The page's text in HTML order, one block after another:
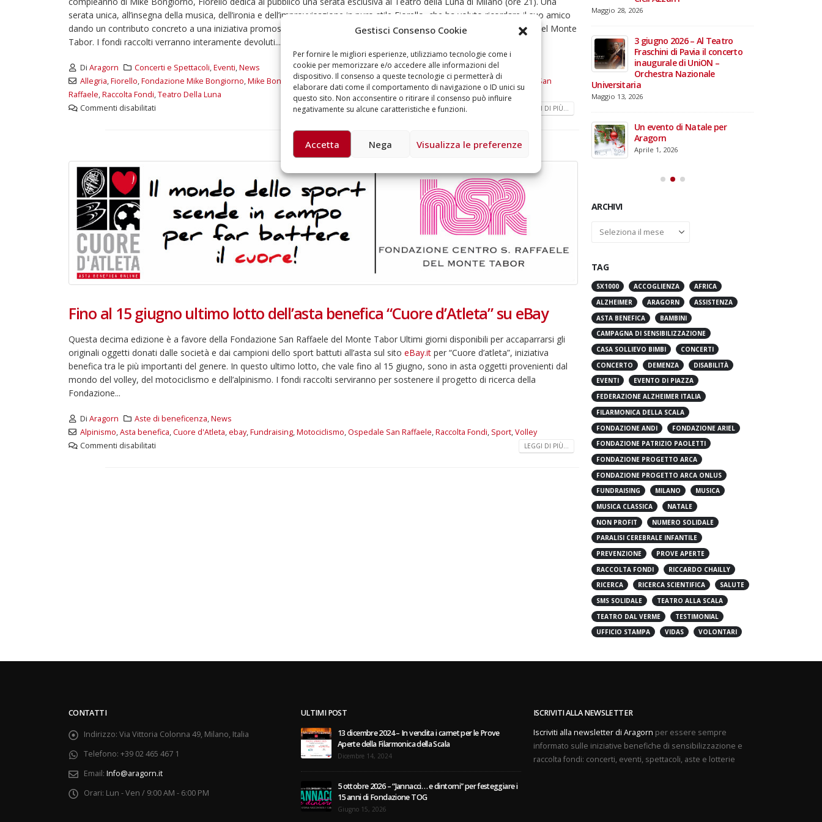
Gestisci Consenso Cookie
Per fornire le migliori esperienze, utilizziamo tecnologie come i
cookie per memorizzare e/o accedere alle informazioni del
dispositivo. Il consenso a queste tecnologie ci permetterà di
elaborare dati come il comportamento di navigazione o ID unici su
questo sito. Non acconsentire o ritirare il consenso può influire
negativamente su alcune caratteristiche e funzioni.
Accetta Nega Visualizza le preferenze
serata unica, all’insegna della musica, dell’ironia e dell’improvvisazione in puro stile Fiorello, che ha voluto ricordare il suo amico
dando un contributo concreto a una iniziativa promossa dalla Fondazione Bongiorno e dalla Fondazione San Raffaele del Monte
Tabor. I fondi raccolti verranno interamente devoluti...
Di Aragorn Concerti e Spettacoli,Eventi,News
Allegria,Fiorello,Fondazione Mike Bongiorno,Mike Bongiorno,Milano ,Nuovo Centro di Oncoematologia Pediatrica ,Ospedale San
Raffaele,Raccolta Fondi,Teatro Della Luna
Commenti disabilitati
LEGGI DI PIÙ...
Fino al 15 giugno ultimo lotto dell’asta benefica “Cuore d’Atleta” su eBay
Questa decima edizione è a favore della Fondazione San Raffaele del Monte Tabor Ultimi giorni disponibili per accaparrarsi gli
originali oggetti donati dalle società e dai campioni dello sport battuti all’asta sul sito eBay.it per “Cuore d’atleta”, iniziativa
benefica tra le più importanti del genere. In questo ultimo lotto, che vale fino al 15 giugno, sono in asta oggetti provenienti dal
mondo del volley, del motociclismo e dell’alpinismo. I fondi raccolti serviranno per sostenere il progetto di ricerca della
Fondazione...
Di Aragorn Aste di beneficenza,News
Alpinismo,Asta benefica,Cuore d'Atleta,ebay,Fundraising,Motociclismo,Ospedale San Raffaele,Raccolta Fondi, Sport,Volley
Commenti disabilitati
LEGGI DI PIÙ...
Maggio 28, 2026
3 giugno 2026 – Al Teatro
inaugurale di UniON –
Orchestra Nazionale
Universitaria
Maggio 13, 2026
domiciliare
Marzo 17, 2026
5 ottobre 2026 – “Jannacci… e
anni di Fondazione TOG
Giugno 15, 2026
18 e 19 dicembre 2026 –
Doppio gospel benefico per
sostenere Opera Cardinal
Maggio 28, 2026
3 giugno 2026 – Al Teatro
Fraschini di Pavia il concerto
inaugurale di UniON –
Orchestra Nazionale
Universitaria
Maggio 13, 2026
Un evento di Natale per
Aragorn
Aprile 1, 2026
ARCHIVI
Archivi
TAG
5X1000 ACCOGLIENZA
AFRICA
ALZHEIMER
ARAGORN
ASSISTENZA
ASTA BENEFICA
BAMBINI
CAMPAGNA DI SENSIBILIZZAZIONE
CASA SOLLIEVO BIMBI
CONCERTI
CONCERTO
DEMENZA
DISABILITÀ
EVENTI
EVENTO DI PIAZZA
FEDERAZIONE ALZHEIMER ITALIA
FILARMONICA DELLA SCALA
FONDAZIONE ANDI
FONDAZIONE ARIEL
FONDAZIONE PATRIZIO PAOLETTI
FONDAZIONE PROGETTO ARCA
FONDAZIONE PROGETTO ARCA ONLUS
FUNDRAISING
MILANO
MUSICA
MUSICA CLASSICA
NATALE
NON PROFIT
NUMERO SOLIDALE
PARALISI CEREBRALE INFANTILE
PREVENZIONE
PROVE APERTE
RACCOLTA FONDI
RICCARDO CHAILLY
RICERCA
RICERCA SCIENTIFICA
SALUTE
SMS SOLIDALE
TEATRO ALLA SCALA
TEATRO DAL VERME
TESTIMONIAL
UFFICIO STAMPA
VIDAS VOLONTARI
CONTATTI
Indirizzo: Via Vittoria Colonna 49, Milano, Italia
Telefono: +39 02 465 467 1
Email: Info@aragorn.it
Orari: Lun - Ven / 9:00 AM - 6:00 PM
ULTIMI POST
13 dicembre 2024 – In vendita i carnet per le Prove
Aperte della Filarmonica della Scala
Dicembre 14, 2024
5 ottobre 2026 – “Jannacci… e dintorni” per festeggiare i
15 anni di Fondazione TOG
Giugno 15, 2026
ISCRIVITI ALLA NEWSLETTER
Iscriviti alla newsletter di Aragorn per essere sempre
informato sulle iniziative benefiche di sensibilizzazione e
raccolta fondi: concerti, eventi, spettacoli, aste e lotterie